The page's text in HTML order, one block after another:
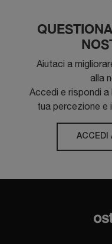
Aiutaci a
alla
Accedi e rispondi
tua percezione e
ACCEDI